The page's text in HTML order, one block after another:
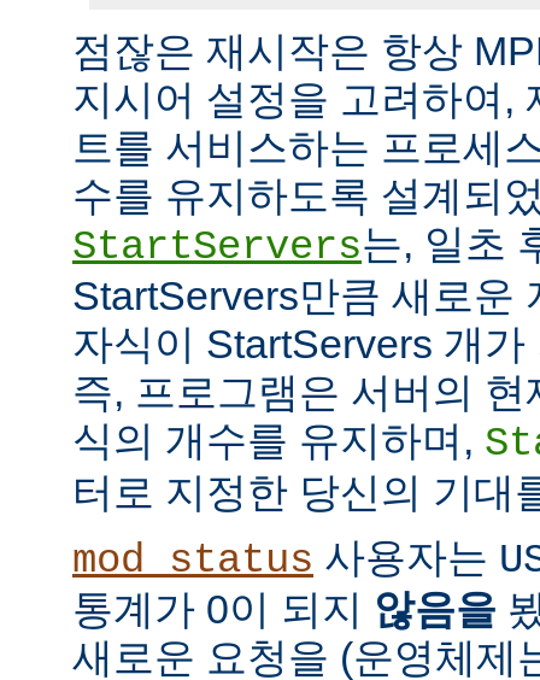
점잖은 재시작은 항상
지시어 설정을 고려하여,
트를 서비스하는 프로세
수를 유지하도록 설계되
StartServers는, 일초
StartServers만큼 새로운
자식이 StartServers 개
즉, 프로그램은 서버의
식의 개수를 유지하며,
터로 지정한 당신의 기대
mod_status 사용자는
통계가 0이 되지 않음을
새로운 요청을 (운영체제